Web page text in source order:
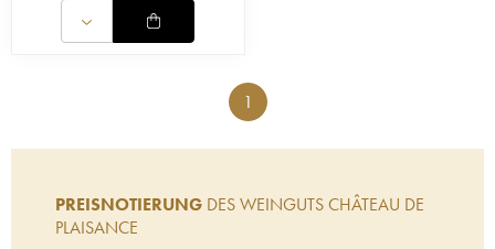
1
PREISNOTIERUNG DES WEINGUTS CHÂTEAU DE
PLAISANCE